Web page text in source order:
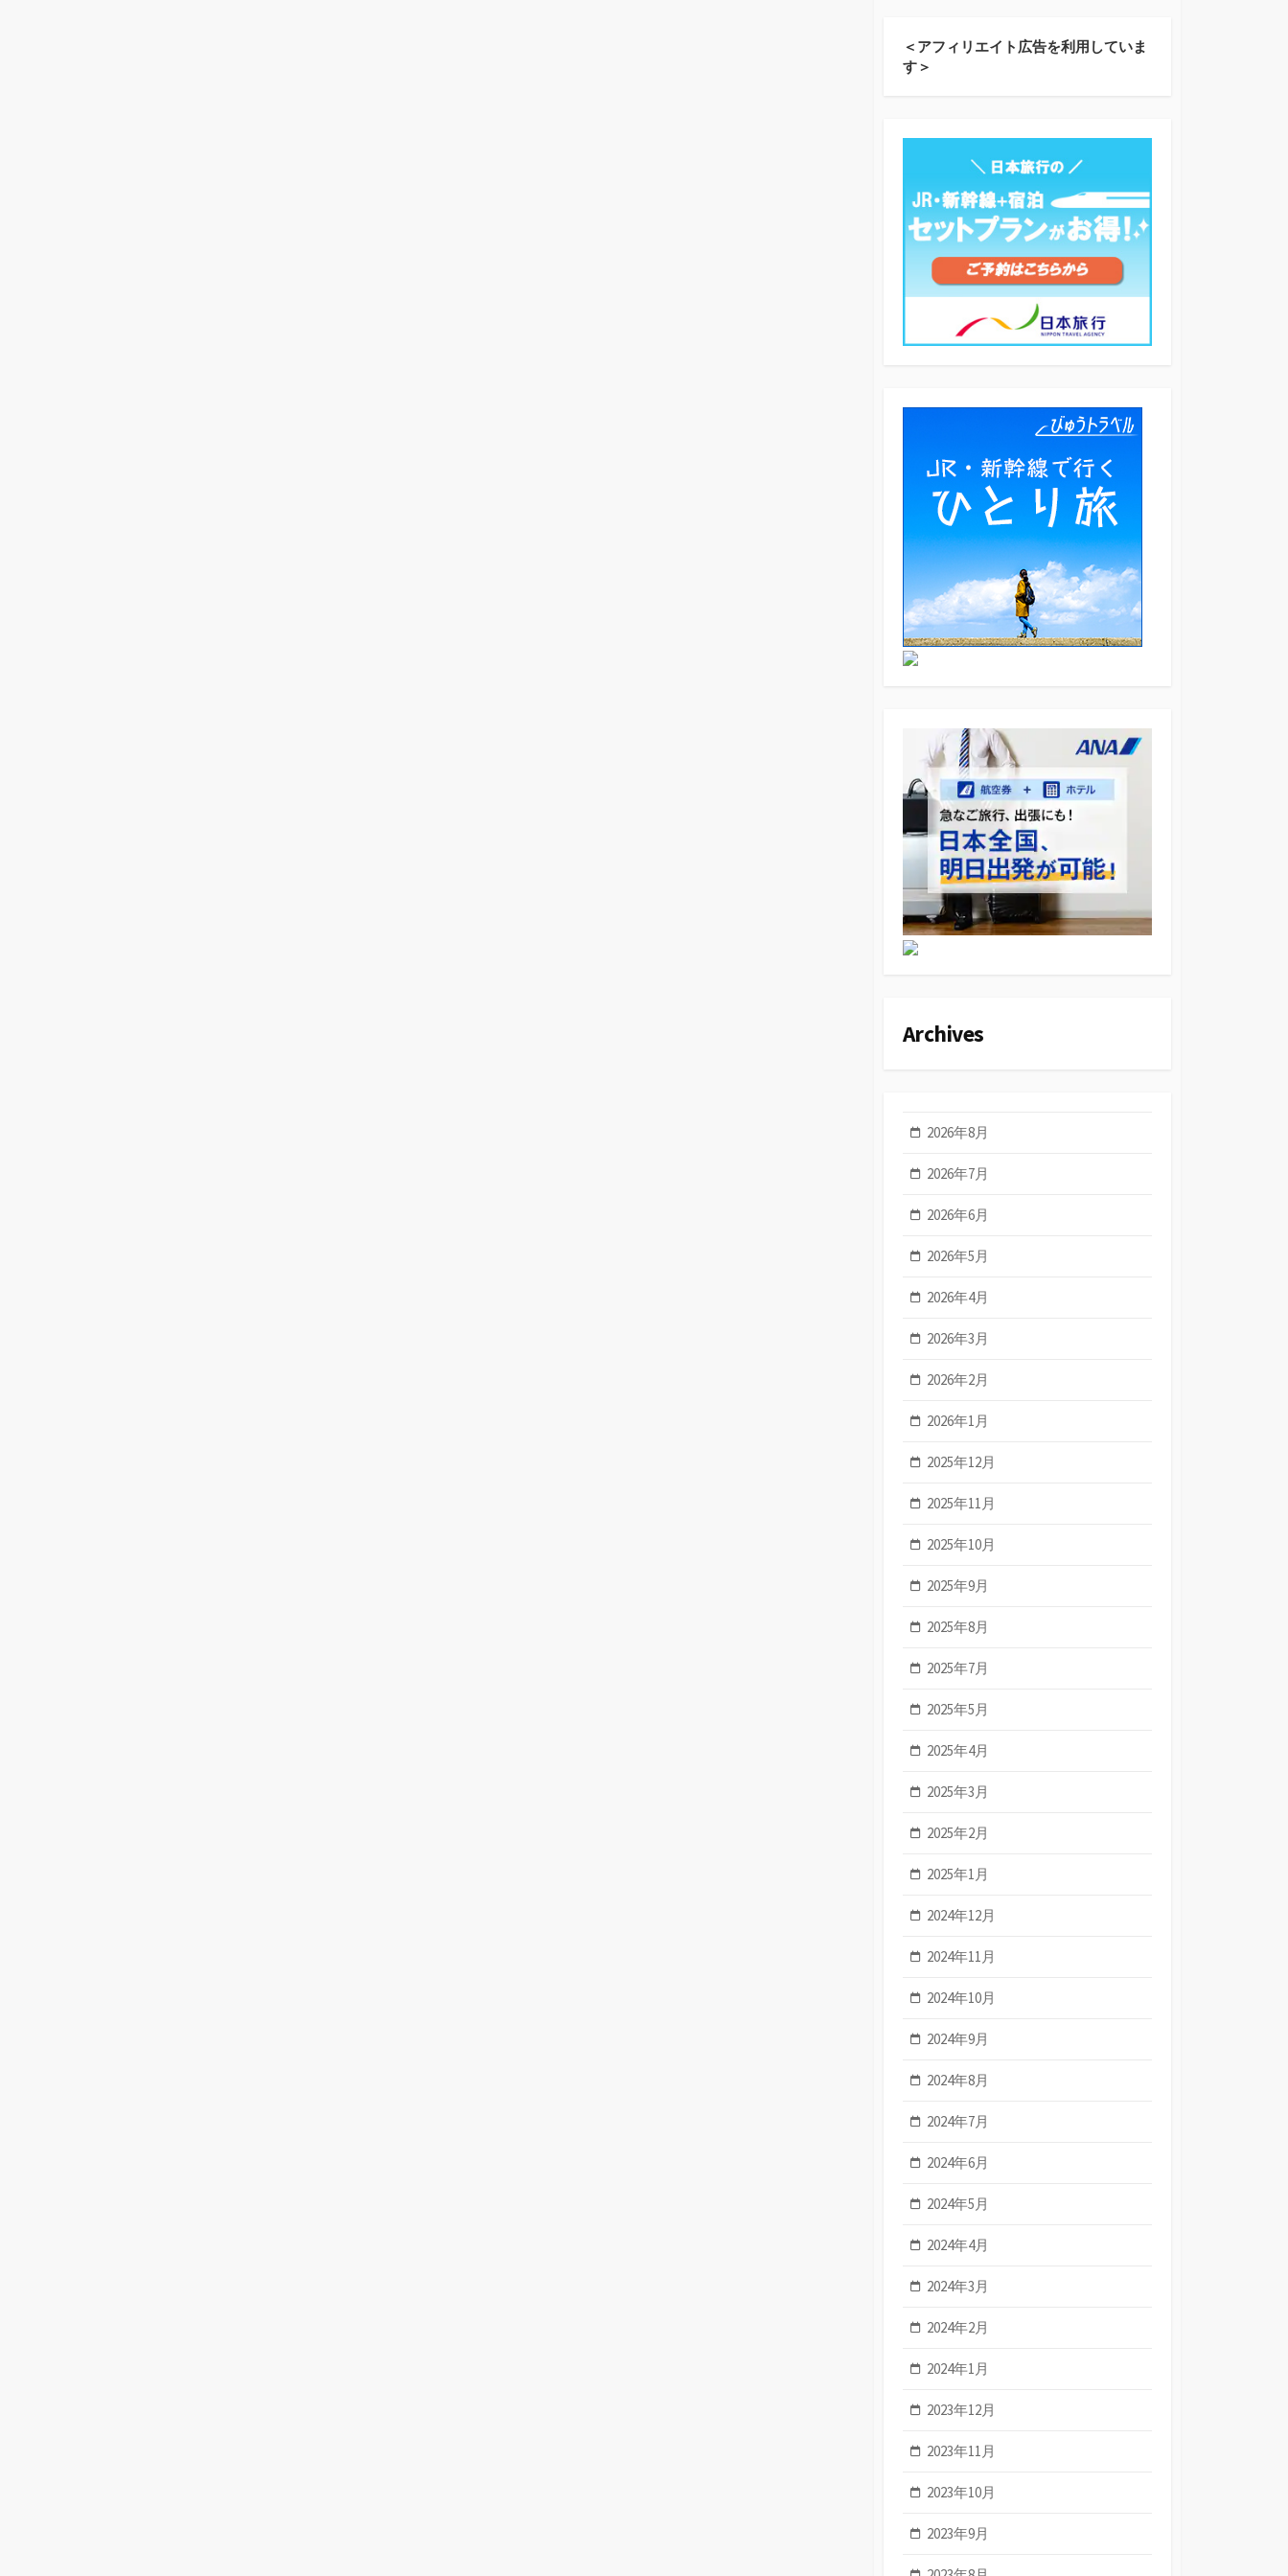
＜アフィリエイト広告を利用していま
す＞
Archives
2026年8月
2026年7月
2026年6月
2026年5月
2026年4月
2026年3月
2026年2月
2026年1月
2025年12月
2025年11月
2025年10月
2025年9月
2025年8月
2025年7月
2025年5月
2025年4月
2025年3月
2025年2月
2025年1月
2024年12月
2024年11月
2024年10月
2024年9月
2024年8月
2024年7月
2024年6月
2024年5月
2024年4月
2024年3月
2024年2月
2024年1月
2023年12月
2023年11月
2023年10月
2023年9月